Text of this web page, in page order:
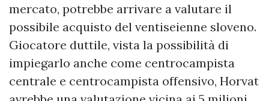
mercato, potrebbe arrivare a valutare il
possibile acquisto del ventiseienne sloveno.
Giocatore duttile, vista la possibilità di
impiegarlo anche come centrocampista
centrale e centrocampista offensivo, Horvat